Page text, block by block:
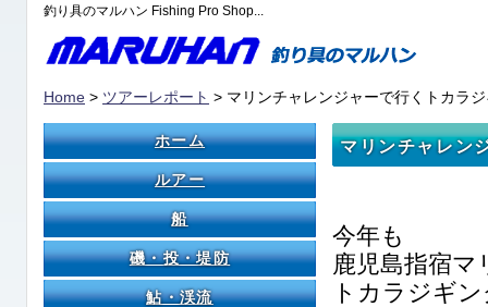
釣り具のマルハン Fishing Pro Shop...
Home > ツアーレポート > マリンチャレンジャーで行くトカ
マリンチャレ
今年も
鹿児島指宿
トカラジギ
ホーム
ルアー
船
磯・投・堤防
鮎・渓流